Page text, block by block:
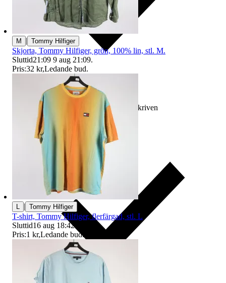
Ersättning om varan inte är som beskriven
M | Tommy Hilfiger
Skjorta, Tommy Hilfiger, grön, 100% lin, stl. M.
Sluttid21:09 9 aug 21:09.
Pris:32 kr,Ledande bud.
| Tommy Hilfiger
T-shirt, Tommy Hilfiger, flerfärgad, stl. L
Sluttid16 aug 18:42
Pris:1 kr,Ledande bud.